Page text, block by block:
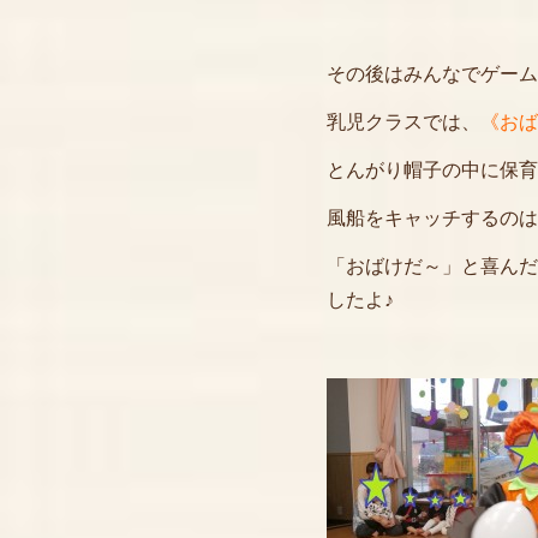
その後はみんなでゲー
乳児クラスでは、 《お
とんがり帽子の中に保
風船をキャッチするの
「おばけだ～」と喜ん
したよ♪